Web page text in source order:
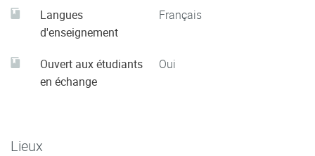
Langues
d'enseignement
Français
Ouvert aux étudiants
en échange
Oui
Lieux